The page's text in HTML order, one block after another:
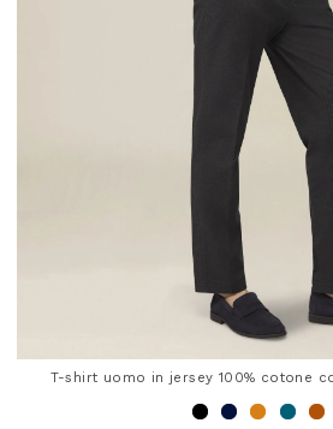
T-shirt uomo in jersey 100% cotone